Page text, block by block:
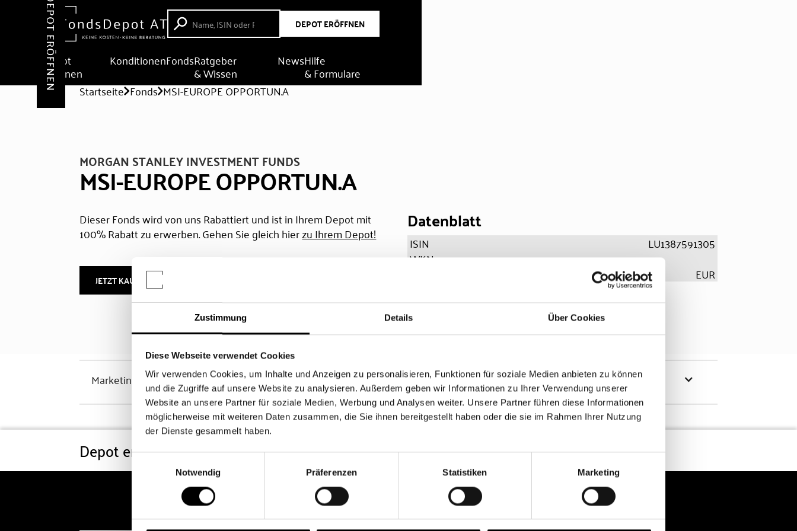
Zustimmung Details Über Cookies
Diese Webseite verwendet Cookies
Wir verwenden Cookies, um Inhalte und Anzeigen zu personalisieren, Funktionen für soziale Medien anbieten zu können
und die Zugriffe auf unsere Website zu analysieren. Außerdem geben wir Informationen zu Ihrer Verwendung unserer
Website an unsere Partner für soziale Medien, Werbung und Analysen weiter. Unsere Partner führen diese Informationen
möglicherweise mit weiteren Daten zusammen, die Sie ihnen bereitgestellt haben oder die sie im Rahmen Ihrer Nutzung
der Dienste gesammelt haben.
Einwilligungsauswahl
Notwendig
Präferenzen Statistiken Marketing
DEPOT ERÖFFNEN
Depot
eröffnen
KonditionenFondsRatgeber
& Wissen
NewsHilfe
& Formulare
DEPOT ERÖFFNEN Startseite Fonds MSI-EUROPE OPPORTUN.A
MORGAN STANLEY INVESTMENT FUNDS
MSI-EUROPE OPPORTUN.A
Dieser Fonds wird von uns Rabattiert und ist in Ihrem Depot mit
100% Rabatt zu erwerben. Gehen Sie gleich hierzu Ihrem Depot!
JETZT KAUFEN
Datenblatt
ISIN
LU1387591305
WKN
EUR
Marketinghinweis Chancen & Risiken
Depot eröffnen Konditionen Fonds FAQ